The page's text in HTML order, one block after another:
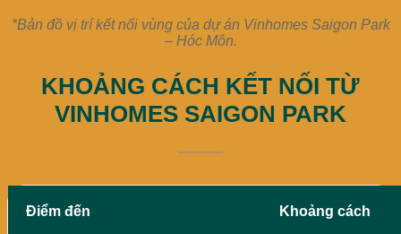
*Bản đồ vị trí kết nối vùng của dự án Vinhomes Saigon Park
– Hóc Môn.
KHOẢNG CÁCH KẾT NỐI TỪ
VINHOMES SAIGON PARK
Điểm đến Khoảng cách